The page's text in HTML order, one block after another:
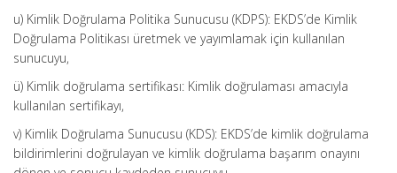
u) Kimlik Doğrulama Politika Sunucusu (KDPS): EKDS’de Kimlik
Doğrulama Politikası üretmek ve yayımlamak için kullanılan
sunucuyu,
ü) Kimlik doğrulama sertifikası: Kimlik doğrulaması amacıyla
kullanılan sertifikayı,
v) Kimlik Doğrulama Sunucusu (KDS): EKDS’de kimlik doğrulama
bildirimlerini doğrulayan ve kimlik doğrulama başarım onayını